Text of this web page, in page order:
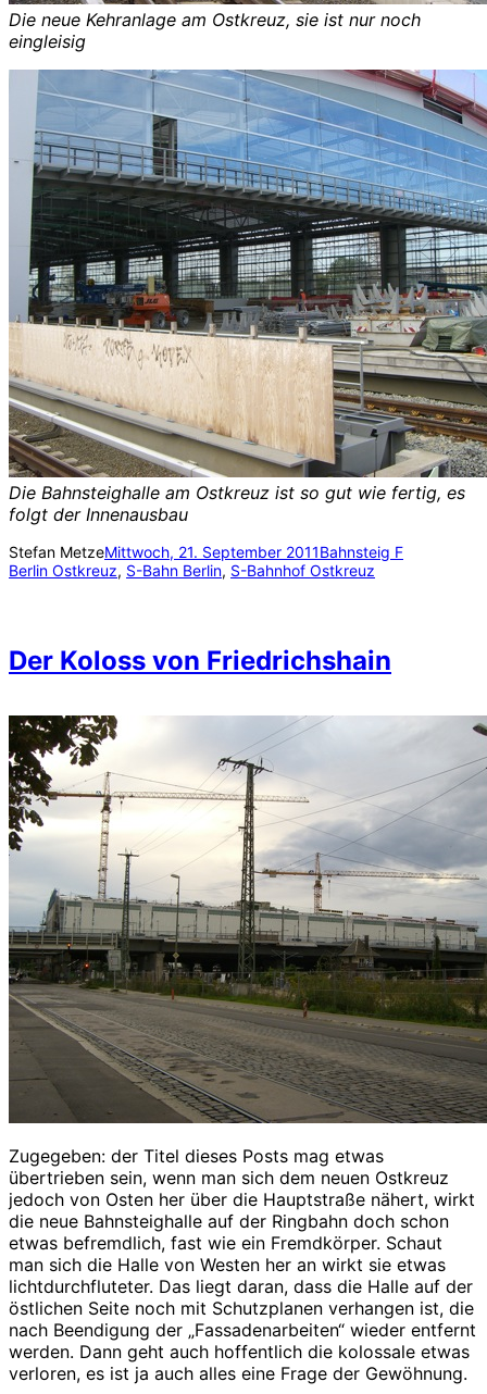
Die neue Kehranlage am Ostkreuz, sie ist nur noch
eingleisig
Die Bahnsteighalle am Ostkreuz ist so gut wie fertig, es
folgt der Innenausbau
Stefan MetzeMittwoch, 21. September 2011Bahnsteig F
Berlin Ostkreuz, S-Bahn Berlin, S-Bahnhof Ostkreuz
Der Koloss von Friedrichshain
Zugegeben: der Titel dieses Posts mag etwas
übertrieben sein, wenn man sich dem neuen Ostkreuz
jedoch von Osten her über die Hauptstraße nähert, wirkt
die neue Bahnsteighalle auf der Ringbahn doch schon
etwas befremdlich, fast wie ein Fremdkörper. Schaut
man sich die Halle von Westen her an wirkt sie etwas
lichtdurchfluteter. Das liegt daran, dass die Halle auf der
östlichen Seite noch mit Schutzplanen verhangen ist, die
nach Beendigung der „Fassadenarbeiten“ wieder entfernt
werden. Dann geht auch hoffentlich die kolossale etwas
verloren, es ist ja auch alles eine Frage der Gewöhnung.